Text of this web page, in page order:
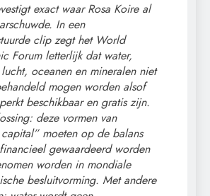
exact waar Rosa Koire al
In een
clip zegt het World
Forum letterlijk dat water,
oceanen en mineralen niet
mogen worden alsof
beschikbaar en gratis zijn.
deze vormen van
capital” moeten op de balans
gewaardeerd worden
worden in mondiale
besluitvorming. Met andere